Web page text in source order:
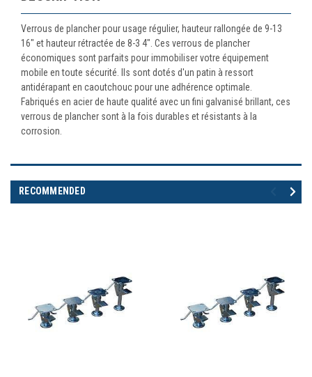
Verrous de plancher pour usage régulier, hauteur rallongée de 9-13
16" et hauteur rétractée de 8-3 4". Ces verrous de plancher
économiques sont parfaits pour immobiliser votre équipement
mobile en toute sécurité. Ils sont dotés d'un patin à ressort
antidérapant en caoutchouc pour une adhérence optimale.
Fabriqués en acier de haute qualité avec un fini galvanisé brillant, ces
verrous de plancher sont à la fois durables et résistants à la
corrosion.
RECOMMENDED